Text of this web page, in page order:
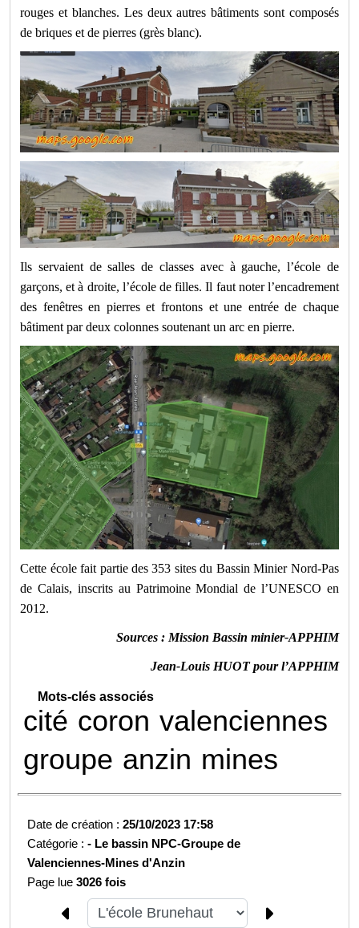
rouges et blanches. Les deux autres bâtiments sont composés
de briques et de pierres (grès blanc).
Ils servaient de salles de classes avec à gauche, l’école de
garçons, et à droite, l’école de filles. Il faut noter l’encadrement
des fenêtres en pierres et frontons et une entrée de chaque
bâtiment par deux colonnes soutenant un arc en pierre.
Cette école fait partie des 353 sites du Bassin Minier Nord-Pas
de Calais, inscrits au Patrimoine Mondial de l’UNESCO en
2012.
Sources : Mission Bassin minier-APPHIM
Jean-Louis HUOT pour l’APPHIM
Mots-clés associés
cité coron valenciennes
groupe anzin mines
Date de création :25/10/2023 17:58
Catégorie :- Le bassin NPC-Groupe de
Valenciennes-Mines d'Anzin
Page lue3026 fois